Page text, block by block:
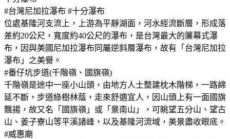
#台灣尼加拉瀑布 #十分瀑布
位處基隆河支流上，上游為平靜湖面，河水經流斷層，形成落
差約20公尺，寬度約40公尺的瀑布，是台灣最大的簾幕式瀑
布，因與美國尼加拉瀑布同屬逆斜層瀑布，故有「台灣尼加拉
瀑布」之美譽。
#番仔坑步道(千階嶺、國旗嶺)
千階嶺是途中一座小山頭，由地方人士整建枕木階梯，一路綿
延不斷，步道綠樹林蔭，走來舒適宜人，因山頭上有一面國旗
飄揚，故又名「國旗嶺」或「景南山」，可眺望五分山、望古
山、姜子寮山等平溪諸峰，以及基隆河流域，美景盡收眼底。
#威惠廟